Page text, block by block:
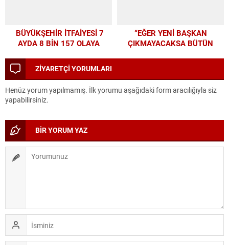
BÜYÜKŞEHİR İTFAİYESİ 7
AYDA 8 BİN 157 OLAYA
“EĞER YENİ BAŞKAN
ÇIKMAYACAKSA BÜTÜN
ZİYARETÇİ YORUMLARI
Henüz yorum yapılmamış. İlk yorumu aşağıdaki form aracılığıyla siz
yapabilirsiniz.
BİR YORUM YAZ